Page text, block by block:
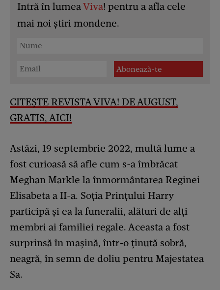
Intră în lumeaViva! pentru a afla cele
mai noi știri mondene.
CITEȘTE REVISTA VIVA! DE AUGUST,
GRATIS, AICI!
Astăzi, 19 septembrie 2022, multă lume a
fost curioasă să afle cum s-a îmbrăcat
Meghan Markle la înmormântarea Reginei
Elisabeta a II-a. Soția Prințului Harry
participă și ea la funeralii, alături de alți
membri ai familiei regale. Aceasta a fost
surprinsă în mașină, într-o ținută sobră,
neagră, în semn de doliu pentru Majestatea
Sa.